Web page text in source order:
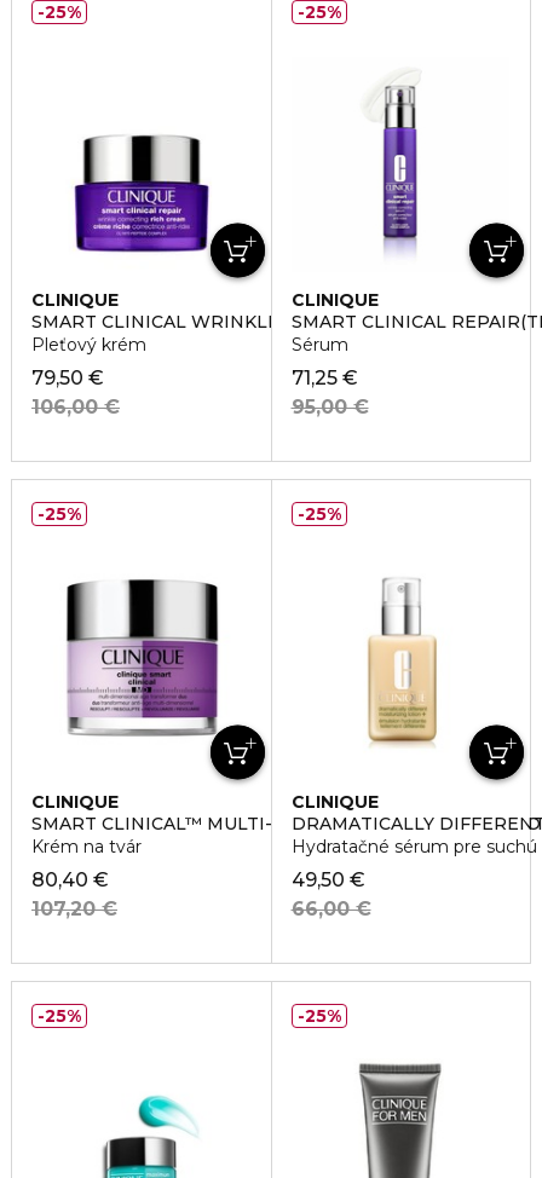
CLINIQUE
SMART CLINICAL WRINKLE CORRECTING RICH CREAM
Pleťový krém
79,50 €
106,00 €
25%
CLINIQUE
SMART CLINICAL
Sérum
71,25 €
95,00 €
25%
CLINIQUE
SMART CLINICAL™ MULTI-DIMENSIONAL AGE
Krém na tvár
80,40 €
107,20 €
25%
CLINIQUE
DRAMATICALLY
Hydratačné sérum pre
49,50 €
66,00 €
25%
25% 25%